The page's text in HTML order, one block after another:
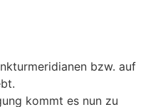
bzw. auf
kommt es nun zu